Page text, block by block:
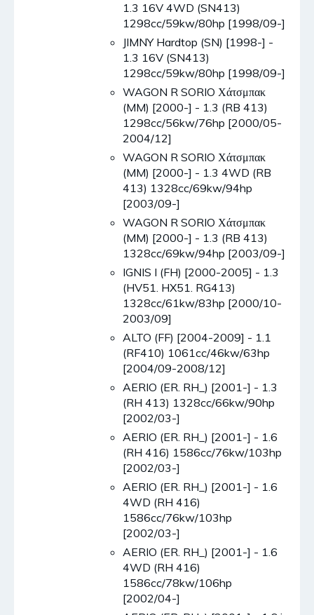
1.3 16V 4WD (SN413)
1298cc/59kw/80hp [1998/09-]
JIMNY Hardtop (SN) [1998-] -
1.3 16V (SN413)
1298cc/59kw/80hp [1998/09-]
WAGON R SORIO Χάτσμπακ
(MM) [2000-] - 1.3 (RB 413)
1298cc/56kw/76hp [2000/05-
2004/12]
WAGON R SORIO Χάτσμπακ
(MM) [2000-] - 1.3 4WD (RB
413) 1328cc/69kw/94hp
[2003/09-]
WAGON R SORIO Χάτσμπακ
(MM) [2000-] - 1.3 (RB 413)
1328cc/69kw/94hp [2003/09-]
IGNIS I (FH) [2000-2005] - 1.3
(HV51. HX51. RG413)
1328cc/61kw/83hp [2000/10-
2003/09]
ALTO (FF) [2004-2009] - 1.1
(RF410) 1061cc/46kw/63hp
[2004/09-2008/12]
AERIO (ER. RH_) [2001-] - 1.3
(RH 413) 1328cc/66kw/90hp
[2002/03-]
AERIO (ER. RH_) [2001-] - 1.6
(RH 416) 1586cc/76kw/103hp
[2002/03-]
AERIO (ER. RH_) [2001-] - 1.6
4WD (RH 416)
1586cc/76kw/103hp
[2002/03-]
AERIO (ER. RH_) [2001-] - 1.6
4WD (RH 416)
1586cc/78kw/106hp
[2002/04-]